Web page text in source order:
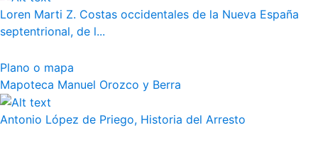
Loren Marti Z. Costas occidentales de la Nueva España
septentrional, de l...
Plano o mapa
Mapoteca Manuel Orozco y Berra
Antonio López de Priego, Historia del Arresto